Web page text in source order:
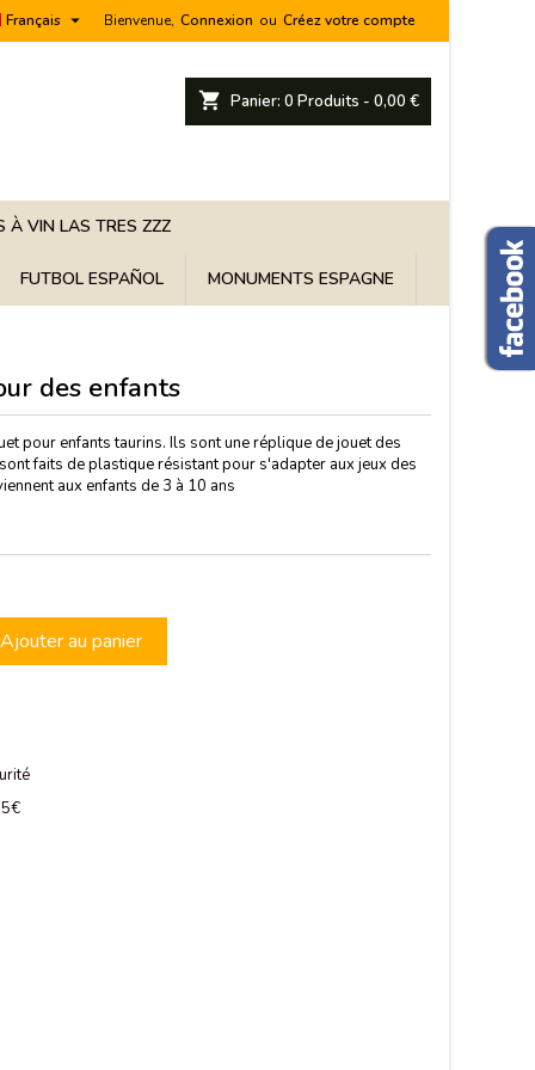
Bienvenue, Connexion ou Créez votre compte
Français 
shopping_cart Panier: 0 Produits - 0,00 €
À VIN LAS TRES ZZZ
FUTBOL ESPAÑOL MONUMENTS ESPAGNE
des enfants
pour enfants taurins. Ils sont une réplique de jouet des
faits de plastique résistant pour s'adapter aux jeux des
aux enfants de 3 à 10 ans
Ajouter au panier